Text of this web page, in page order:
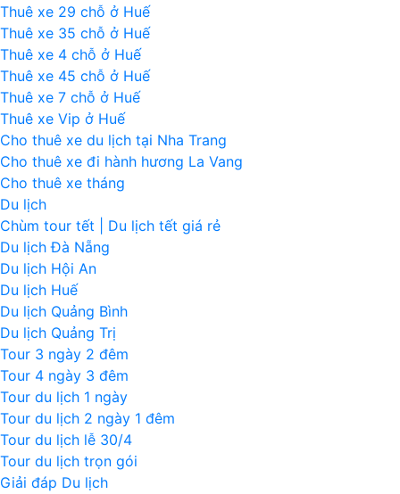
Thuê xe 29 chỗ ở Huế
Thuê xe 35 chỗ ở Huế
Thuê xe 4 chỗ ở Huế
Thuê xe 45 chỗ ở Huế
Thuê xe 7 chỗ ở Huế
Thuê xe Vip ở Huế
Cho thuê xe du lịch tại Nha Trang
Cho thuê xe đi hành hương La Vang
Cho thuê xe tháng
Du lịch
Chùm tour tết | Du lịch tết giá rẻ
Du lịch Đà Nẵng
Du lịch Hội An
Du lịch Huế
Du lịch Quảng Bình
Du lịch Quảng Trị
Tour 3 ngày 2 đêm
Tour 4 ngày 3 đêm
Tour du lịch 1 ngày
Tour du lịch 2 ngày 1 đêm
Tour du lịch lễ 30/4
Tour du lịch trọn gói
Giải đáp Du lịch